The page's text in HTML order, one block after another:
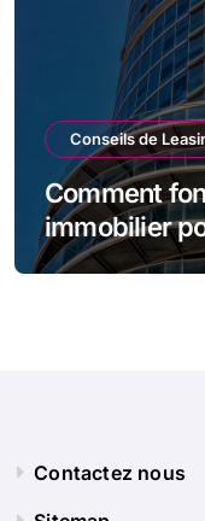
Conseils de
Comment
immobilier
Contactez nous